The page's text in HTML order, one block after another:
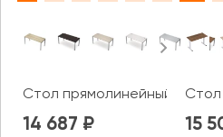
Стол прямолинейный
14 687
Стол
15